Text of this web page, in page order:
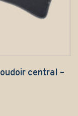
central –